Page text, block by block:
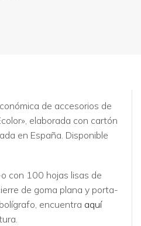
de accesorios de
elaborada con cartón
en España. Disponible
con 100 hojas lisas de
de goma plana y porta-
encuentra aquí